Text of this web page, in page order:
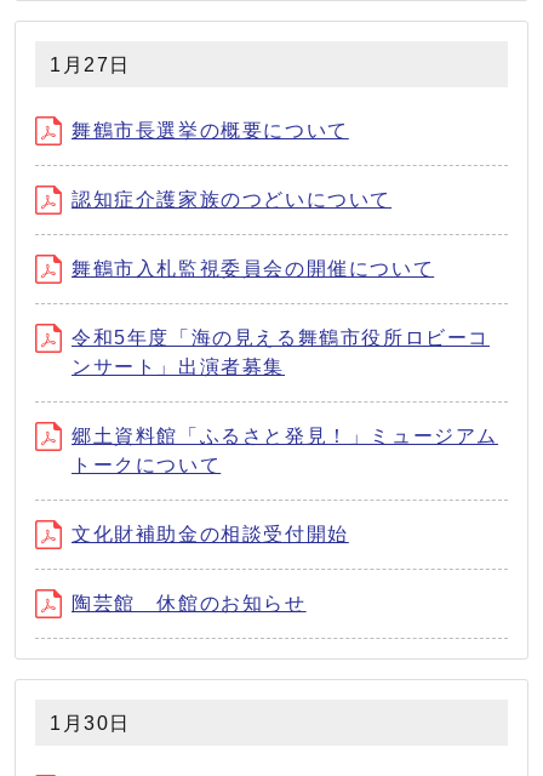
1月27日
舞鶴市長選挙の概要について
認知症介護家族のつどいについて
舞鶴市入札監視委員会の開催について
令和5年度「海の見える舞鶴市役所ロビーコ
ンサート」出演者募集
郷土資料館「ふるさと発見！」ミュージアム
トークについて
文化財補助金の相談受付開始
陶芸館 休館のお知らせ
1月30日